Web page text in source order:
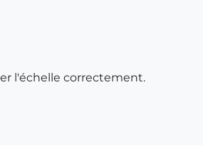
l'échelle correctement.